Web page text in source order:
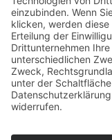
AGB
Datenschutz
Deutsch